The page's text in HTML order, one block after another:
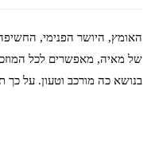
האומץ, היושר הפנימי,
של מאיה, מאפשרים לכל
בנושא כה מורכב וטעון. על כך